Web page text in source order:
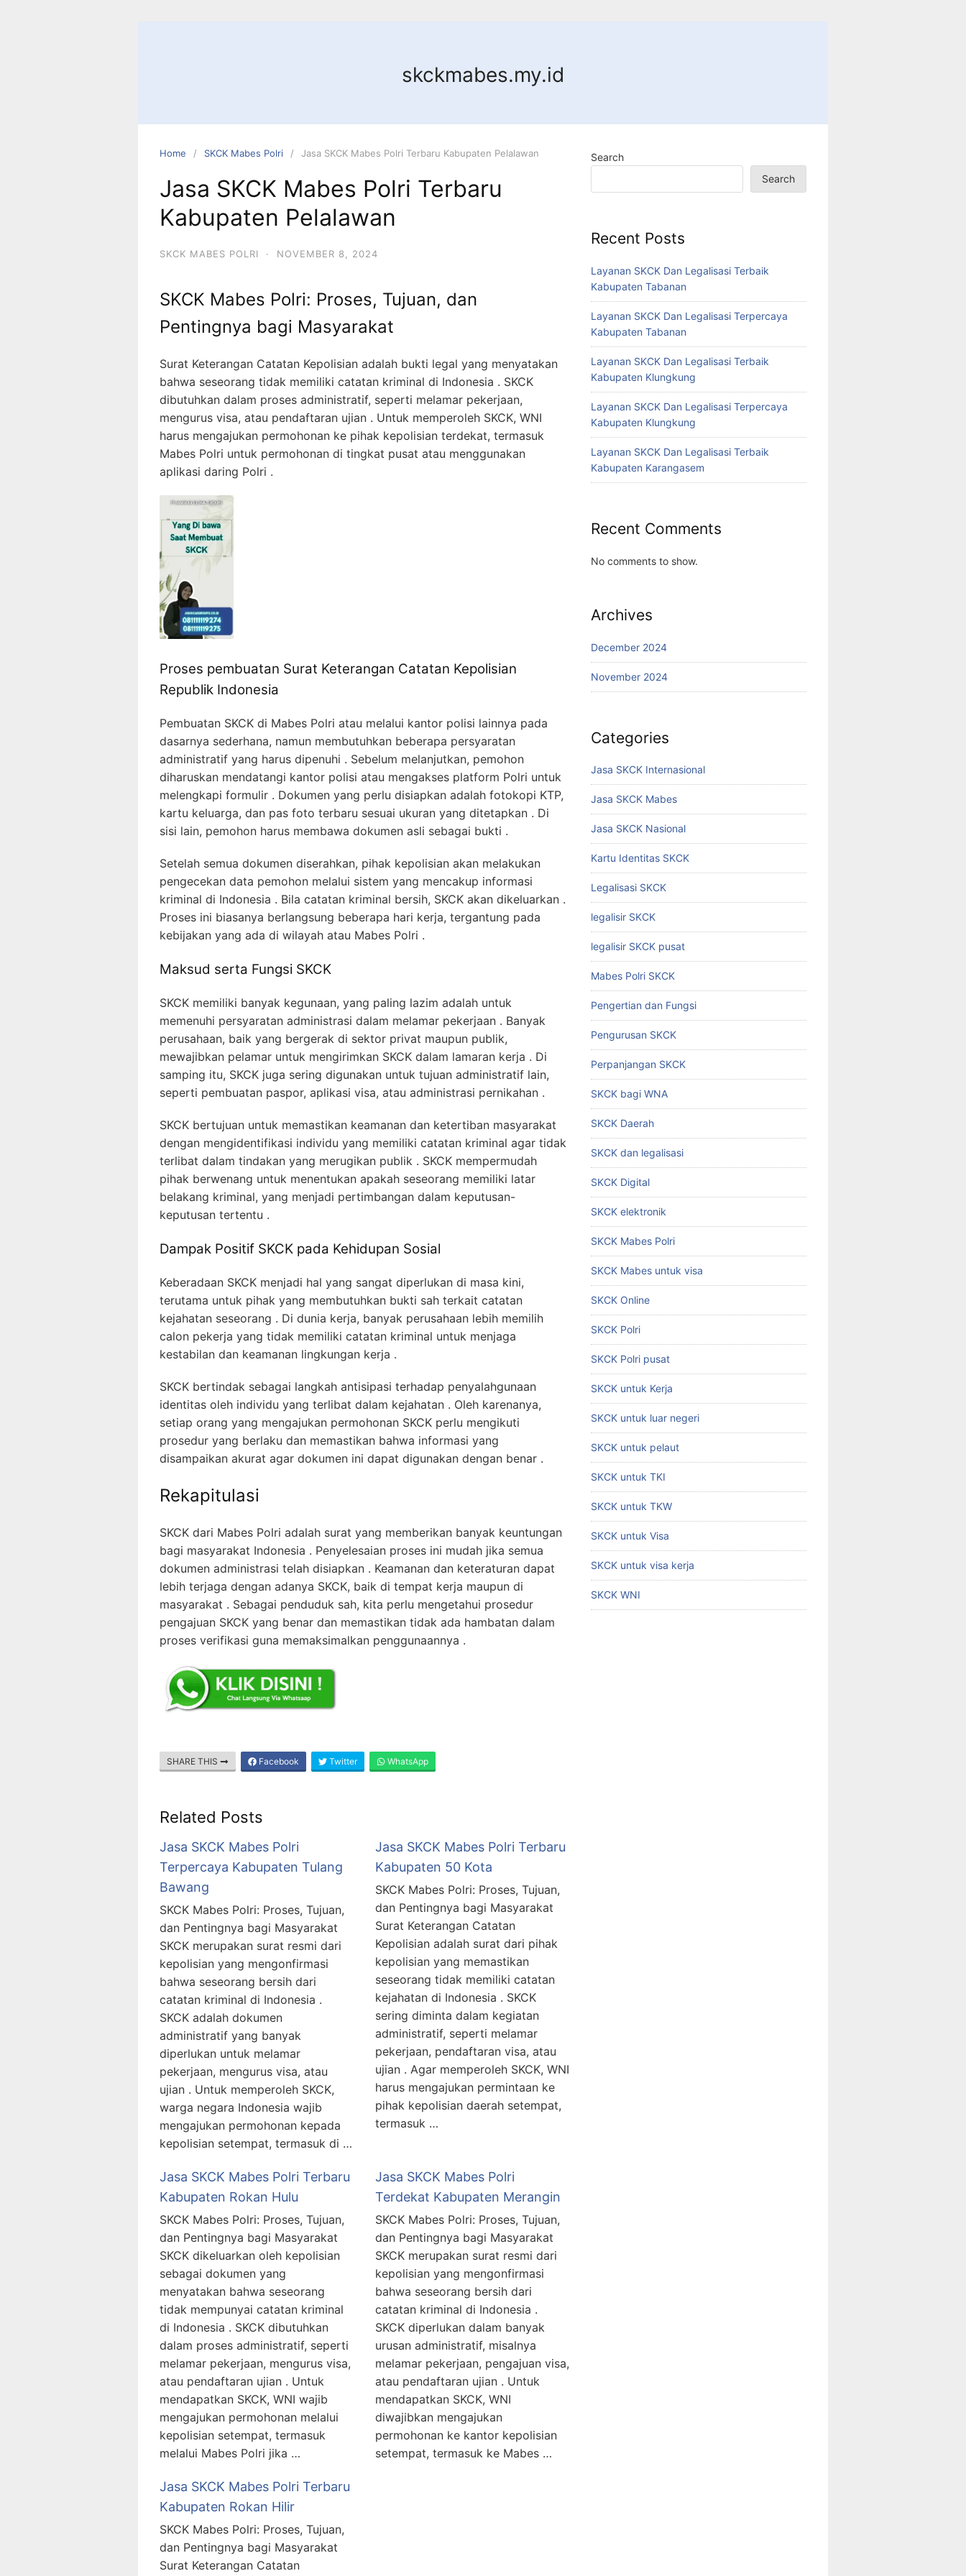
skckmabes.my.id
Home SKCK Mabes Polri Jasa SKCK Mabes Polri Terbaru Kabupaten Pelalawan
Jasa SKCK Mabes Polri Terbaru
Kabupaten Pelalawan
SKCK MABES POLRI · NOVEMBER 8, 2024
SKCK Mabes Polri: Proses, Tujuan, dan
Pentingnya bagi Masyarakat
Surat Keterangan Catatan Kepolisian adalah bukti legal yang menyatakan
bahwa seseorang tidak memiliki catatan kriminal di Indonesia . SKCK
dibutuhkan dalam proses administratif, seperti melamar pekerjaan,
mengurus visa, atau pendaftaran ujian . Untuk memperoleh SKCK, WNI
harus mengajukan permohonan ke pihak kepolisian terdekat, termasuk
Mabes Polri untuk permohonan di tingkat pusat atau menggunakan
aplikasi daring Polri .
Proses pembuatan Surat Keterangan Catatan Kepolisian
Republik Indonesia
Pembuatan SKCK di Mabes Polri atau melalui kantor polisi lainnya pada
dasarnya sederhana, namun membutuhkan beberapa persyaratan
administratif yang harus dipenuhi . Sebelum melanjutkan, pemohon
diharuskan mendatangi kantor polisi atau mengakses platform Polri untuk
melengkapi formulir . Dokumen yang perlu disiapkan adalah fotokopi KTP,
kartu keluarga, dan pas foto terbaru sesuai ukuran yang ditetapkan . Di
sisi lain, pemohon harus membawa dokumen asli sebagai bukti .
Setelah semua dokumen diserahkan, pihak kepolisian akan melakukan
pengecekan data pemohon melalui sistem yang mencakup informasi
kriminal di Indonesia . Bila catatan kriminal bersih, SKCK akan dikeluarkan .
Proses ini biasanya berlangsung beberapa hari kerja, tergantung pada
kebijakan yang ada di wilayah atau Mabes Polri .
Maksud serta Fungsi SKCK
SKCK memiliki banyak kegunaan, yang paling lazim adalah untuk
memenuhi persyaratan administrasi dalam melamar pekerjaan . Banyak
perusahaan, baik yang bergerak di sektor privat maupun publik,
mewajibkan pelamar untuk mengirimkan SKCK dalam lamaran kerja . Di
samping itu, SKCK juga sering digunakan untuk tujuan administratif lain,
seperti pembuatan paspor, aplikasi visa, atau administrasi pernikahan .
SKCK bertujuan untuk memastikan keamanan dan ketertiban masyarakat
dengan mengidentifikasi individu yang memiliki catatan kriminal agar tidak
terlibat dalam tindakan yang merugikan publik . SKCK mempermudah
pihak berwenang untuk menentukan apakah seseorang memiliki latar
belakang kriminal, yang menjadi pertimbangan dalam keputusan-
keputusan tertentu .
Dampak Positif SKCK pada Kehidupan Sosial
Keberadaan SKCK menjadi hal yang sangat diperlukan di masa kini,
terutama untuk pihak yang membutuhkan bukti sah terkait catatan
kejahatan seseorang . Di dunia kerja, banyak perusahaan lebih memilih
calon pekerja yang tidak memiliki catatan kriminal untuk menjaga
kestabilan dan keamanan lingkungan kerja .
SKCK bertindak sebagai langkah antisipasi terhadap penyalahgunaan
identitas oleh individu yang terlibat dalam kejahatan . Oleh karenanya,
setiap orang yang mengajukan permohonan SKCK perlu mengikuti
prosedur yang berlaku dan memastikan bahwa informasi yang
disampaikan akurat agar dokumen ini dapat digunakan dengan benar .
Rekapitulasi
SKCK dari Mabes Polri adalah surat yang memberikan banyak keuntungan
bagi masyarakat Indonesia . Penyelesaian proses ini mudah jika semua
dokumen administrasi telah disiapkan . Keamanan dan keteraturan dapat
lebih terjaga dengan adanya SKCK, baik di tempat kerja maupun di
masyarakat . Sebagai penduduk sah, kita perlu mengetahui prosedur
pengajuan SKCK yang benar dan memastikan tidak ada hambatan dalam
proses verifikasi guna memaksimalkan penggunaannya .
SHARE THIS Facebook Twitter WhatsApp
Related Posts
Jasa SKCK Mabes Polri
Terpercaya Kabupaten Tulang
Bawang
SKCK Mabes Polri: Proses, Tujuan,
dan Pentingnya bagi Masyarakat
SKCK merupakan surat resmi dari
kepolisian yang mengonfirmasi
bahwa seseorang bersih dari
catatan kriminal di Indonesia .
SKCK adalah dokumen
administratif yang banyak
diperlukan untuk melamar
pekerjaan, mengurus visa, atau
ujian . Untuk memperoleh SKCK,
warga negara Indonesia wajib
mengajukan permohonan kepada
kepolisian setempat, termasuk di …
Jasa SKCK Mabes Polri Terbaru
Kabupaten 50 Kota
SKCK Mabes Polri: Proses, Tujuan,
dan Pentingnya bagi Masyarakat
Surat Keterangan Catatan
Kepolisian adalah surat dari pihak
kepolisian yang memastikan
seseorang tidak memiliki catatan
kejahatan di Indonesia . SKCK
sering diminta dalam kegiatan
administratif, seperti melamar
pekerjaan, pendaftaran visa, atau
ujian . Agar memperoleh SKCK, WNI
harus mengajukan permintaan ke
pihak kepolisian daerah setempat,
termasuk …
Jasa SKCK Mabes Polri Terbaru
Kabupaten Rokan Hulu
SKCK Mabes Polri: Proses, Tujuan,
dan Pentingnya bagi Masyarakat
SKCK dikeluarkan oleh kepolisian
sebagai dokumen yang
menyatakan bahwa seseorang
tidak mempunyai catatan kriminal
di Indonesia . SKCK dibutuhkan
dalam proses administratif, seperti
melamar pekerjaan, mengurus visa,
atau pendaftaran ujian . Untuk
mendapatkan SKCK, WNI wajib
mengajukan permohonan melalui
kepolisian setempat, termasuk
melalui Mabes Polri jika …
Jasa SKCK Mabes Polri
Terdekat Kabupaten Merangin
SKCK Mabes Polri: Proses, Tujuan,
dan Pentingnya bagi Masyarakat
SKCK merupakan surat resmi dari
kepolisian yang mengonfirmasi
bahwa seseorang bersih dari
catatan kriminal di Indonesia .
SKCK diperlukan dalam banyak
urusan administratif, misalnya
melamar pekerjaan, pengajuan visa,
atau pendaftaran ujian . Untuk
mendapatkan SKCK, WNI
diwajibkan mengajukan
permohonan ke kantor kepolisian
setempat, termasuk ke Mabes …
Jasa SKCK Mabes Polri Terbaru
Kabupaten Rokan Hilir
SKCK Mabes Polri: Proses, Tujuan,
dan Pentingnya bagi Masyarakat
Surat Keterangan Catatan
Search
Search
Recent Posts
Layanan SKCK Dan Legalisasi Terbaik
Kabupaten Tabanan
Layanan SKCK Dan Legalisasi Terpercaya
Kabupaten Tabanan
Layanan SKCK Dan Legalisasi Terbaik
Kabupaten Klungkung
Layanan SKCK Dan Legalisasi Terpercaya
Kabupaten Klungkung
Layanan SKCK Dan Legalisasi Terbaik
Kabupaten Karangasem
Recent Comments
No comments to show.
Archives
December 2024
November 2024
Categories
Jasa SKCK Internasional
Jasa SKCK Mabes
Jasa SKCK Nasional
Kartu Identitas SKCK
Legalisasi SKCK
legalisir SKCK
legalisir SKCK pusat
Mabes Polri SKCK
Pengertian dan Fungsi
Pengurusan SKCK
Perpanjangan SKCK
SKCK bagi WNA
SKCK Daerah
SKCK dan legalisasi
SKCK Digital
SKCK elektronik
SKCK Mabes Polri
SKCK Mabes untuk visa
SKCK Online
SKCK Polri
SKCK Polri pusat
SKCK untuk Kerja
SKCK untuk luar negeri
SKCK untuk pelaut
SKCK untuk TKI
SKCK untuk TKW
SKCK untuk Visa
SKCK untuk visa kerja
SKCK WNI